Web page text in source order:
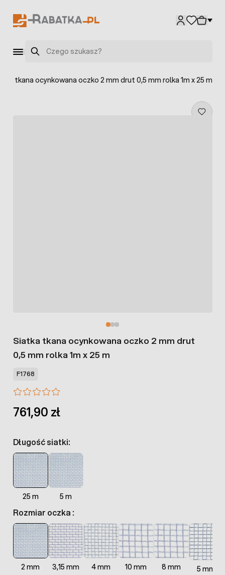
Szukaj
tkana ocynkowana oczko 2 mm drut 0,5 mm rolka 1m x 25 m
Siatka tkana ocynkowana oczko 2 mm drut
0,5 mm rolka 1m x 25 m
F1768
761,90 zł
Długość siatki:
25 m 5 m
Rozmiar oczka :
2 mm 3,15 mm 4 mm 10 mm 8 mm 5 mm